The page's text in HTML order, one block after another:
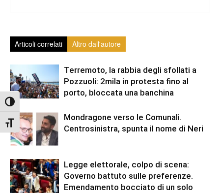
Attiva/disattiva alto contrasto
Attiva/disattiva dimensione testo
Articoli correlati Altro dall'autore
Terremoto, la rabbia degli sfollati a
Pozzuoli: 2mila in protesta fino al
porto, bloccata una banchina
Mondragone verso le Comunali.
Centrosinistra, spunta il nome di Neri
Legge elettorale, colpo di scena:
Governo battuto sulle preferenze.
Emendamento bocciato di un solo